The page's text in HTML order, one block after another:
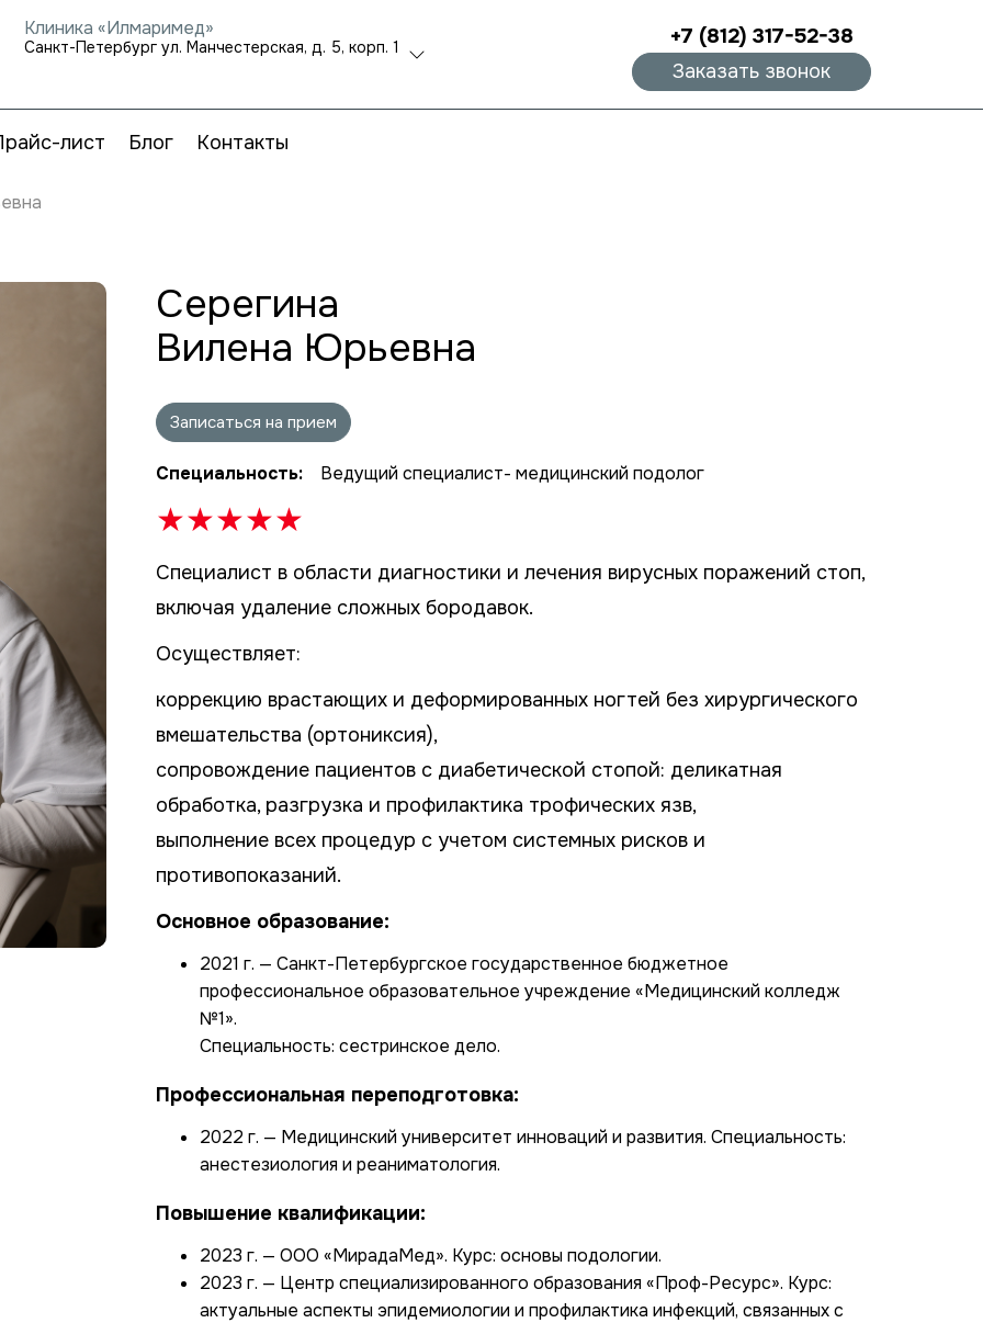
Клиника «Илмаримед»
Санкт-Петербург ул. Манчестерская, д. 5, корп. 1 +7 (812) 317-52-38
Заказать звонок
лист Блог Контакты
Серегина
Вилена Юрьевна
Записаться на прием
Специальность: Ведущий специалист- медицинский подолог
★★★★★
Специалист в области диагностики и лечения вирусных поражений стоп,
включая удаление сложных бородавок.
Осуществляет:
коррекцию врастающих и деформированных ногтей без хирургического
вмешательства (ортониксия),
сопровождение пациентов с диабетической стопой: деликатная
обработка, разгрузка и профилактика трофических язв,
выполнение всех процедур с учетом системных рисков и
противопоказаний.
Основное образование:
2021 г. — Санкт-Петербургское государственное бюджетное
профессиональное образовательное учреждение «Медицинский колледж
№1».
Специальность: сестринское дело.
Профессиональная переподготовка:
2022 г. — Медицинский университет инноваций и развития. Специальность:
анестезиология и реаниматология.
Повышение квалификации:
2023 г. — ООО «МирадаМед». Курс: основы подологии.
2023 г. — Центр специализированного образования «Проф-Ресурс». Курс:
актуальные аспекты эпидемиологии и профилактика инфекций, связанных с